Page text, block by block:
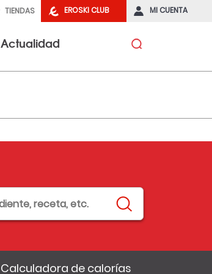
EROSKI CLUB MI CUENTA
TIENDAS
Actualidad
Calculadora de calorías